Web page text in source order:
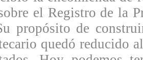
el Registro de la
propósito de
quedó reducido